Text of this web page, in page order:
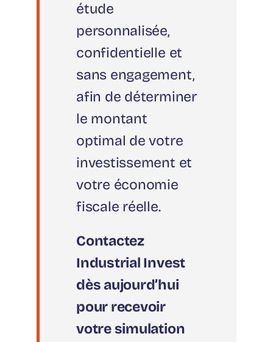
étude
personnalisée,
confidentielle et
sans engagement,
afin de déterminer
le montant
optimal de votre
investissement et
votre économie
fiscale réelle.
Contactez
Industrial Invest
dès aujourd’hui
pour recevoir
votre simulation